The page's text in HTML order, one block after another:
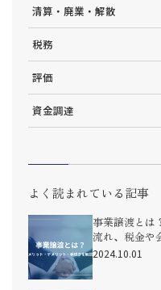
清算・廃業・解散
税務
評価
資金調達
よく読まれている記事
事業譲渡とは
流れ、税金や
2024.10.01